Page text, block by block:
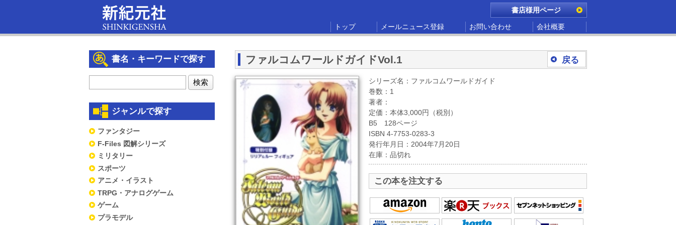
書店様用ページ
トップ メールニュース登録 お問い合わせ 会社概要
戻る
ファルコムワールドガイドVol.1
シリーズ名：ファルコムワールドガイド
巻数：1
著者：
定価：本体3,000円（税別）
B5 128ページ
ISBN 4-7753-0283-3
発行年月日：2004年7月20日
在庫：品切れ
この本を注文する
書名・キーワードで探す
ジャンルで探す
ファンタジー
F-Files 図解シリーズ
ミリタリー
スポーツ
アニメ・イラスト
TRPG・アナログゲーム
ゲーム
プラモデル